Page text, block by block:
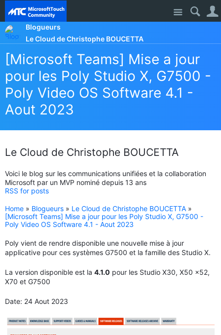
Site
Blogueurs
Le Cloud de Christophe BOUCETTA
[Microsoft Teams] Mise a jour
pour les Poly Studio X, G7500 -
Poly Video OS Software 4.1 -
Aout 2023
Le Cloud de Christophe BOUCETTA
Voici le blog sur les communications unifiées et la collaboration
Microsoft par un MVP nominé depuis 13 ans
RSS for posts
Home » Blogueurs » Le Cloud de Christophe BOUCETTA »
[Microsoft Teams] Mise a jour pour les Poly Studio X, G7500 -
Poly Video OS Software 4.1 - Aout 2023
Poly vient de rendre disponible une nouvelle mise à jour
applicative pour ces systèmes G7500 et la famille des Studio X.
La version disponible est la 4.1.0 pour les Studio X30, X50 x52,
X70 et G7500
Date: 24 Aout 2023